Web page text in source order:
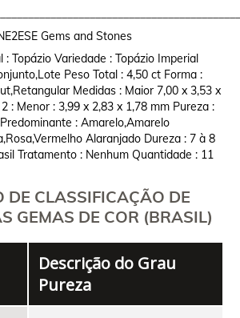
Gems and Stones
: Topázio Variedade : Topázio Imperial
Peso Total : 4,50 ct Forma :
Medidas : Maior 7,00 x 3,53 x
: Menor : 3,99 x 2,83 x 1,78 mm Pureza :
: Amarelo,Amarelo
Alaranjado Dureza : 7 à 8
Tratamento : Nenhum Quantidade : 11
DE CLASSIFICAÇÃO DE
GEMAS DE COR (BRASIL)
Descrição do Grau
Pureza